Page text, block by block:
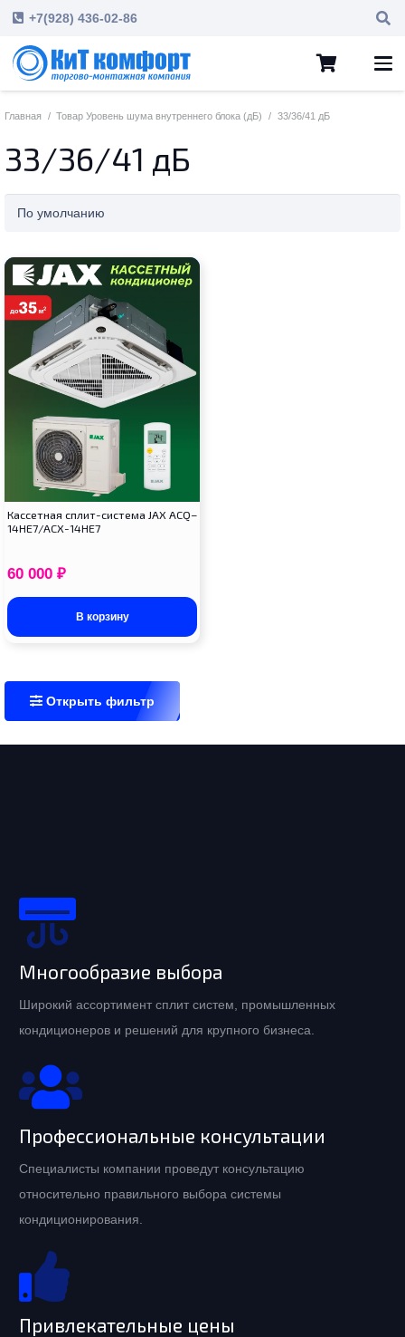
+7(928) 436-02-86
Главная / Товар Уровень шума внутреннего блока (дБ) / 33/36/41 дБ
33/36/41 дБ
Кассетная сплит-система JAX ACQ–
14HE7/ACX-14HE7
60 000 ₽
В корзину
Открыть фильтр
Многообразие выбора
Широкий ассортимент сплит систем, промышленных
кондиционеров и решений для крупного бизнеса.
Профессиональные консультации
Специалисты компании проведут консультацию
относительно правильного выбора системы
кондиционирования.
Привлекательные цены